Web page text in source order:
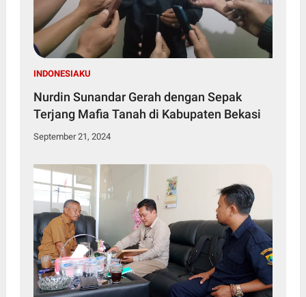
INDONESIAKU
Nurdin Sunandar Gerah dengan Sepak
Terjang Mafia Tanah di Kabupaten Bekasi
September 21, 2024